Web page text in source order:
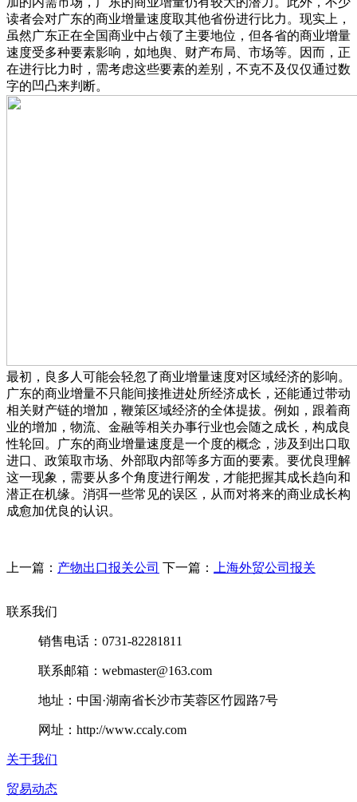
读者会对广东的商业增量速度取其他省份进行比力。现实上，
虽然广东正在全国商业中占领了主要地位，但各省的商业增量
速度受多种要素影响，如地舆、财产布局、市场等。因而，正
在进行比力时，需考虑这些要素的差别，不克不及仅仅通过数
字的凹凸来判断。
最初，良多人可能会轻忽了商业增量速度对区域经济的影响。
广东的商业增量不只能间接推进处所经济成长，还能通过带动
相关财产链的增加，鞭策区域经济的全体提拔。例如，跟着商
业的增加，物流、金融等相关办事行业也会随之成长，构成良
性轮回。广东的商业增量速度是一个度的概念，涉及到出口取
进口、政策取市场、外部取内部等多方面的要素。要优良理解
这一现象，需要从多个角度进行阐发，才能把握其成长趋向和
潜正在机缘。消弭一些常见的误区，从而对将来的商业成长构
成愈加优良的认识。
上一篇： 产物出口报关公司 下一篇： 上海外贸公司报关
联系我们
销售电话：0731-82281811
联系邮箱：webmaster@163.com
地址：中国·湖南省长沙市芙蓉区竹园路7号
网址：http://www.ccaly.com
关于我们
贸易动态